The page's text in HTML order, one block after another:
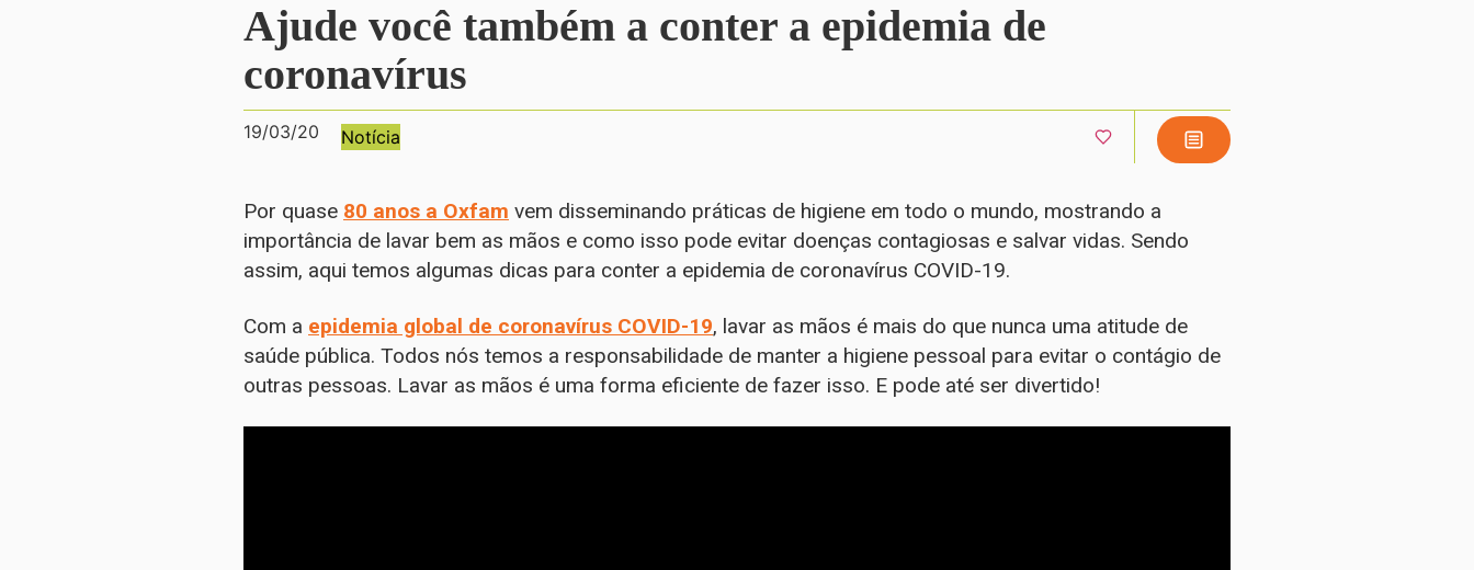
Ajude você também a conter a epidemia de
coronavírus
19/03/20 Notícia
Por quase 80 anos a Oxfam vem disseminando práticas de higiene em todo o mundo, mostrando a
importância de lavar bem as mãos e como isso pode evitar doenças contagiosas e salvar vidas. Sendo
assim, aqui temos algumas dicas para conter a epidemia de coronavírus COVID-19.
Com a epidemia global de coronavírus COVID-19, lavar as mãos é mais do que nunca uma atitude de
saúde pública. Todos nós temos a responsabilidade de manter a higiene pessoal para evitar o contágio de
outras pessoas. Lavar as mãos é uma forma eficiente de fazer isso. E pode até ser divertido!